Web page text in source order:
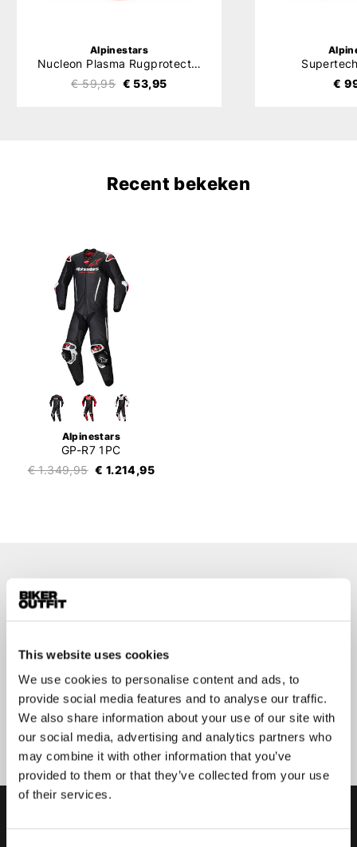
This website uses cookies
We use cookies to personalise content and ads, to
provide social media features and to analyse our traffic.
We also share information about your use of our site with
our social media, advertising and analytics partners who
may combine it with other information that you’ve
provided to them or that they’ve collected from your use
of their services.
Alpinestars
Nucleon Plasma Rugprotector
€ 59,95 € 53,95
€
Recent bekeken
Alpinestars
GP-R7 1PC
€ 1.349,95 € 1.214,95
Geen zorgen, wij zullen je niet spammen
Aanmelden